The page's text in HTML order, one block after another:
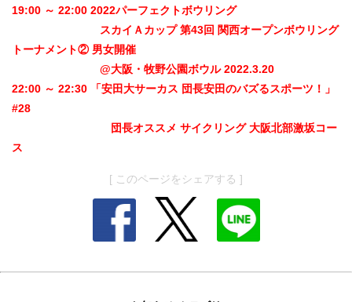
19:00 ～ 22:00 2022パーフェクトボウリング
スカイＡカップ 第43回 関西オープンボウリング
トーナメント② 男女開催
@大阪・牧野公園ボウル 2022.3.20
22:00 ～ 22:30 「安田大サーカス 団長安田のバズるスポーツ！」
#28
団長オススメ サイクリング 大阪北部激坂コー
ス
[ このページをシェアする ]